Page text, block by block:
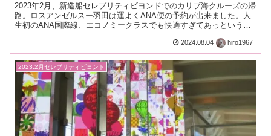
2023年2月、新造船セレブリティビヨンドでのカリブ海クルーズの帰
路。ロスアンゼルスー羽田は運よくANA便の予約が出来ました。人
生初のANA国際線、エコノミークラスでも快適すぎてあっという間
2024.08.04 hiro1967
2023.2月セレブリティビヨンド